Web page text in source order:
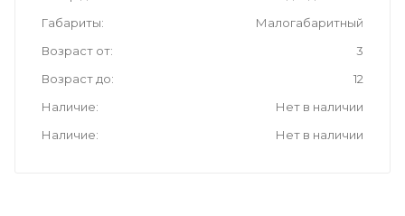
Габариты
Малогабаритный
Возраст от
3
Возраст до
12
Наличие
Нет в наличии
Наличие
Нет в наличии